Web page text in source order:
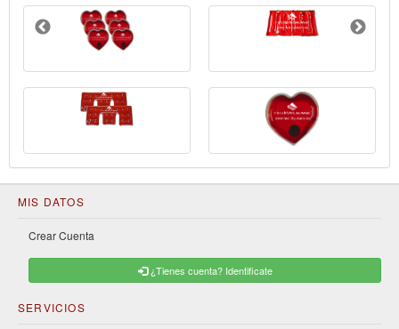
MIS DATOS
Crear Cuenta
¿Tienes cuenta? Identificate
SERVICIOS